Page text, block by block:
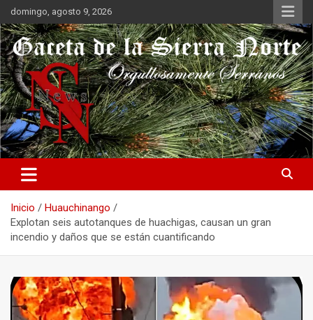
Saltar
al
contenido
domingo, agosto 9, 2026
Gaceta de la Sierra Norte
Orgullosamente Serranos
Inicio
Huauchinango
Explotan seis autotanques de huachigas, causan un gran
incendio y daños que se están cuantificando